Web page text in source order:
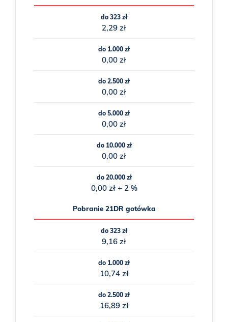
do 323 zł
2,29 zł
do 1.000 zł
0,00 zł
do 2.500 zł
0,00 zł
do 5.000 zł
0,00 zł
do 10.000 zł
0,00 zł
do 20.000 zł
0,00 zł + 2 %
Pobranie 21DR gotówka
do 323 zł
9,16 zł
do 1.000 zł
10,74 zł
do 2.500 zł
16,89 zł